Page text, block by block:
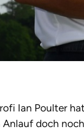
Ian Poulter
doch